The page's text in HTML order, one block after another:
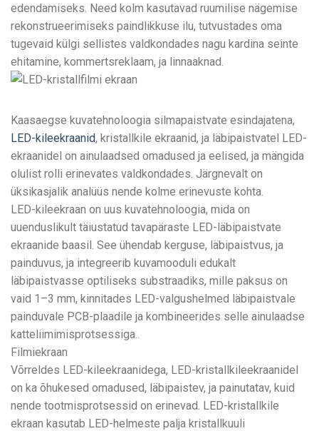
edendamiseks. Need kolm kasutavad ruumilise nägemise
rekonstrueerimiseks paindlikkuse ilu, tutvustades oma
tugevaid külgi sellistes valdkondades nagu kardina seinte
ehitamine, kommertsreklaam, ja linnaaknad.
Kaasaegse kuvatehnoloogia silmapaistvate esindajatena,
LED-kileekraanid, kristallkile ekraanid, ja läbipaistvatel LED-
ekraanidel on ainulaadsed omadused ja eelised, ja mängida
olulist rolli erinevates valdkondades. Järgnevalt on
üksikasjalik analüüs nende kolme erinevuste kohta.
LED-kileekraan on uus kuvatehnoloogia, mida on
uuenduslikult täiustatud tavapäraste LED-läbipaistvate
ekraanide baasil. See ühendab kerguse, läbipaistvus, ja
painduvus, ja integreerib kuvamooduli edukalt
läbipaistvasse optiliseks substraadiks, mille paksus on
vaid 1–3 mm, kinnitades LED-valgushelmed läbipaistvale
painduvale PCB-plaadile ja kombineerides selle ainulaadse
katteliimimisprotsessiga..
Filmiekraan
Võrreldes LED-kileekraanidega, LED-kristallkileekraanidel
on ka õhukesed omadused, läbipaistev, ja painutatav, kuid
nende tootmisprotsessid on erinevad. LED-kristallkile
ekraan kasutab LED-helmeste palja kristallkuuli